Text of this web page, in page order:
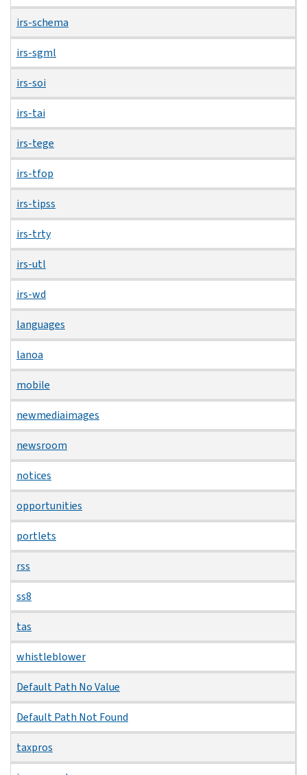
irs-schema
irs-sgml
irs-soi
irs-tai
irs-tege
irs-tfop
irs-tipss
irs-trty
irs-utl
irs-wd
languages
lanoa
mobile
newmediaimages
newsroom
notices
opportunities
portlets
rss
ss8
tas
whistleblower
Default Path No Value
Default Path Not Found
taxpros